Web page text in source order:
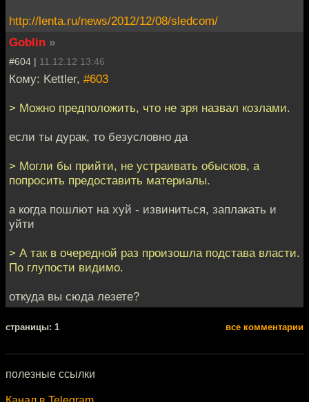
http://lenta.ru/news/2012/12/08/sledcom/
Goblin »
#604 | 11.12.12 13:46
Кому: Kettler, #603
> Можно предположить, что не зря назвал козлами.
если ты дурак, то безусловно да
> Могли бы прийти, не устраивать обысков, а
попросить предоставить материалы.
а когда пошлют на хуй - извиниться, заплакать и
уйти
> А так в очередной раз произошла подстава власти.
По глупости видимо.
откуда вы сюда лезете?
cтраницы: 1 все комментарии
полезные ссылки